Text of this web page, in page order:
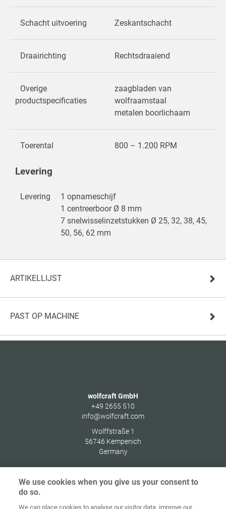
Schacht uitvoering Zeskantschacht
Draairichting Rechtsdraaiend
Overige
productspecificaties
zaagbladen van
wolfraamstaal
metalen boorlichaam
Toerental 800 – 1.200 RPM
Levering
Levering
1 opnameschijf
1 centreerboor Ø 8 mm
7 snelwisselinzetstukken Ø 25, 32, 38, 45,
50, 56, 62 mm
ARTIKELLIJST
PAST OP MACHINE
wolfcraft GmbH
+49 2655 510
info@wolfcraft.com
Wolffstraße 1
56746 Kempenich
Germany
Home Contact Colofon
We use cookies when you give us your consent to
do so.
We can place cookies to analyse our visitor data, improve our